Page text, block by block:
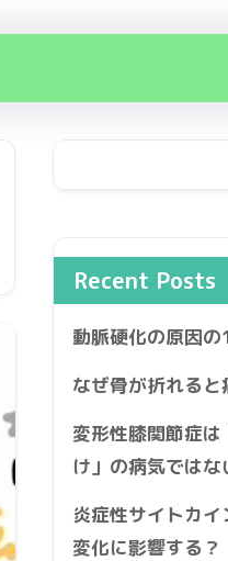
Recent Posts
動脈硬化の原因
なぜ骨が折れると
変形性膝関節症
け」の病気ではな
炎症性サイトカ
変化に影響する？